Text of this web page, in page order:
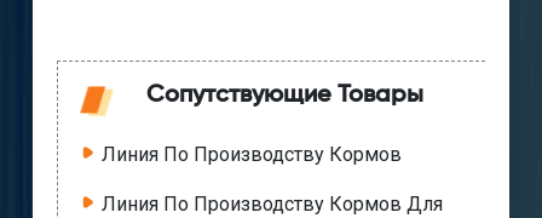
Сопутствующие Товары
Линия По Производству Кормов
Линия По Производству Кормов Для